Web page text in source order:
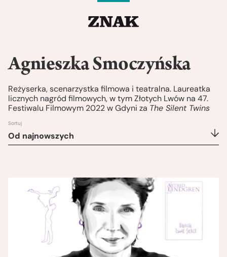
Agnieszka Smoczyńska
Reżyserka, scenarzystka filmowa i teatralna. Laureatka
licznych nagród filmowych, w tym Złotych Lwów na 47.
Festiwalu Filmowym 2022 w Gdyni za The Silent Twins
Sortuj
Od najnowszych